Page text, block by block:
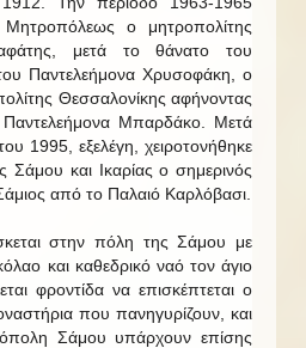
Μητροπόλεως ο μητροπολίτης
μετά το θάνατο του
Παντελεήμονα Χρυσοφάκη, ο
Θεσσαλονίκης αφήνοντας
Μπαρδάκο. Μετά
1995, εξελέγη, χειροτονήθηκε
Σάμου και Ικαρίας ο σημερινός
από το Παλαιό Καρλόβασι.
στην πόλη της Σάμου με
και καθεδρικό ναό τον άγιο
φροντίδα να επισκέπτεται ο
που πανηγυρίζουν, και
Σάμου υπάρχουν επίσης